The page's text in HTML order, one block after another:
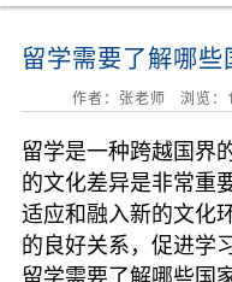
留学需要了解哪些
作者：张老师 浏览： 1
留学是一种跨越国界
的文化差异是非常重
适应和融入新的文化
的良好关系，促进学
留学需要了解哪些国